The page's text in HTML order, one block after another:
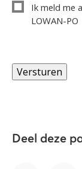
Ik meld me
LOWAN-PO
Versturen
Deel deze